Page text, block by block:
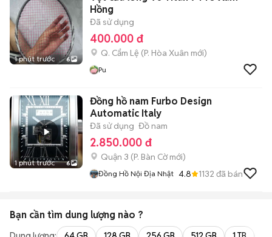
1 phút trước 6
Hồng
Đã sử dụng
400.000 đ
Q. Cẩm Lệ (P. Hòa Xuân mới)
Pu
1 phút trước 6
Đồng hồ nam Furbo Design
Automatic Italy
Đã sử dụng Đồ nam
2.850.000 đ
Quận 3 (P. Bàn Cờmới)
Đồng Hồ Nội Địa Nhật 4.8 1132 đã bán
Bạn cần tìm dung lượng nào ?